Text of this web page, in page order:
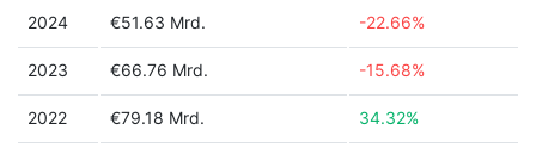
2024 €51.63 Mrd. -22.66%
2023 €66.76 Mrd. -15.68%
2022 €79.18 Mrd. 34.32%